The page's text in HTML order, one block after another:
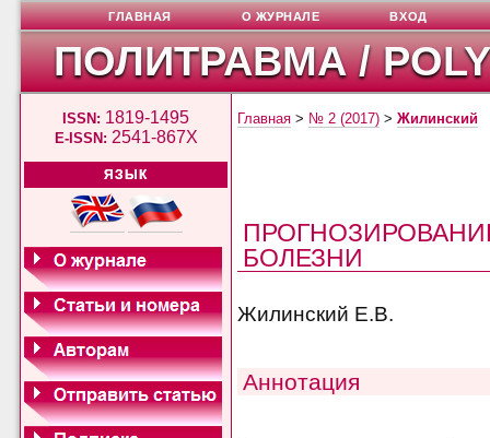
ПОЛИТРАВМА /
ISSN: 1819-1495
E-ISSN: 2541-867X
ЯЗЫК
ГЛАВНАЯ О ЖУРНАЛЕ ВХОД
Главная > № 2 (2017) >Жилинский
БОЛЕЗНИ
Жилинский Е.В.
Аннотация